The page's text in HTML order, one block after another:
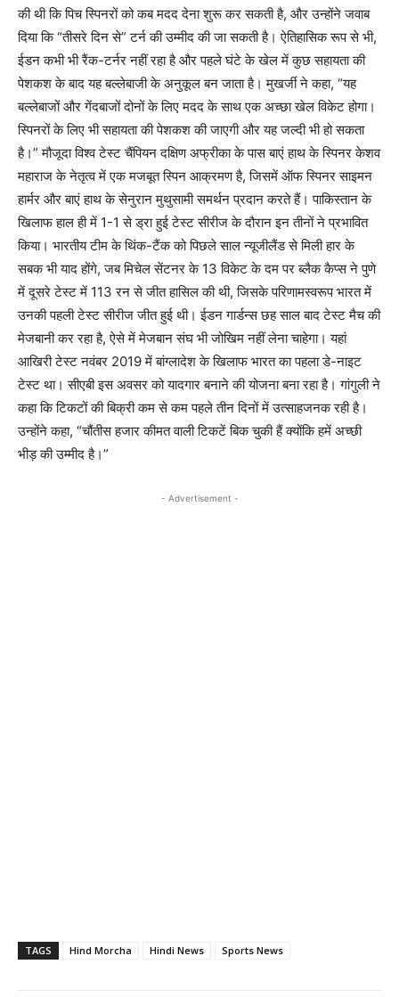
की थी कि पिच स्पिनरों को कब मदद देना शुरू कर सकती है, और उन्होंने जवाब
दिया कि “तीसरे दिन से” टर्न की उम्मीद की जा सकती है। ऐतिहासिक रूप से भी,
ईडन कभी भी रैंक-टर्नर नहीं रहा है और पहले घंटे के खेल में कुछ सहायता की
पेशकश के बाद यह बल्लेबाजी के अनुकूल बन जाता है। मुखर्जी ने कहा, “यह
बल्लेबाजों और गेंदबाजों दोनों के लिए मदद के साथ एक अच्छा खेल विकेट होगा।
स्पिनरों के लिए भी सहायता की पेशकश की जाएगी और यह जल्दी भी हो सकता
है।” मौजूदा विश्व टेस्ट चैंपियन दक्षिण अफ्रीका के पास बाएं हाथ के स्पिनर केशव
महाराज के नेतृत्व में एक मजबूत स्पिन आक्रमण है, जिसमें ऑफ स्पिनर साइमन
हार्मर और बाएं हाथ के सेनुरान मुथुसामी समर्थन प्रदान करते हैं। पाकिस्तान के
खिलाफ हाल ही में 1-1 से ड्रा हुई टेस्ट सीरीज के दौरान इन तीनों ने प्रभावित
किया। भारतीय टीम के थिंक-टैंक को पिछले साल न्यूजीलैंड से मिली हार के
सबक भी याद होंगे, जब मिचेल सेंटनर के 13 विकेट के दम पर ब्लैक कैप्स ने पुणे
में दूसरे टेस्ट में 113 रन से जीत हासिल की थी, जिसके परिणामस्वरूप भारत में
उनकी पहली टेस्ट सीरीज जीत हुई थी। ईडन गार्डन्स छह साल बाद टेस्ट मैच की
मेजबानी कर रहा है, ऐसे में मेजबान संघ भी जोखिम नहीं लेना चाहेगा। यहां
आखिरी टेस्ट नवंबर 2019 में बांग्लादेश के खिलाफ भारत का पहला डे-नाइट
टेस्ट था। सीएबी इस अवसर को यादगार बनाने की योजना बना रहा है। गांगुली ने
कहा कि टिकटों की बिक्री कम से कम पहले तीन दिनों में उत्साहजनक रही है।
उन्होंने कहा, “चौंतीस हजार कीमत वाली टिकटें बिक चुकी हैं क्योंकि हमें अच्छी
भीड़ की उम्मीद है।”
- Advertisement -
TAGS Hind Morcha Hindi News Sports News